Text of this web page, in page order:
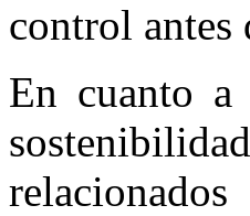
control
En cuanto a